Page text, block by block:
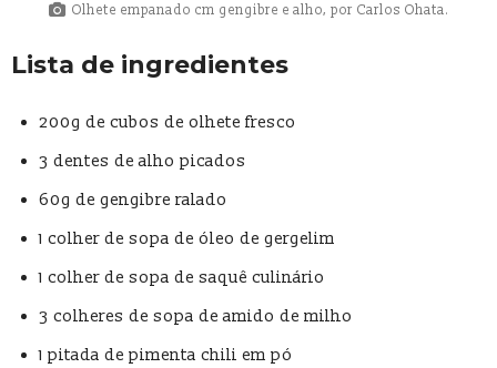
Olhete empanado cm gengibre e alho, por Carlos Ohata.
Lista de ingredientes
200g de cubos de olhete fresco
3 dentes de alho picados
60g de gengibre ralado
1 colher de sopa de óleo de gergelim
1 colher de sopa de saquê culinário
3 colheres de sopa de amido de milho
1 pitada de pimenta chili em pó